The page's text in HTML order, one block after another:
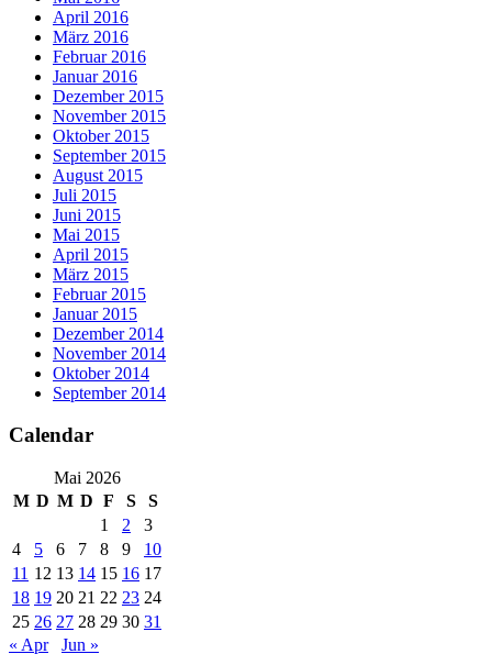
April 2016
März 2016
Februar 2016
Januar 2016
Dezember 2015
November 2015
Oktober 2015
September 2015
August 2015
Juli 2015
Juni 2015
Mai 2015
April 2015
März 2015
Februar 2015
Januar 2015
Dezember 2014
November 2014
Oktober 2014
September 2014
Calendar
Mai 2026
M D M D F S
S
1
2
3
4
5 6 7 8 9
10
11 12 13 14 15 16 17
18 19 20 21 22 23 24
25 26 27 28 29 30 31
« Apr
Jun »